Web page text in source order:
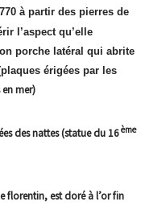
à partir des pierres de
l’aspect qu’elle
porche latéral qui abrite
érigées par les
mer)
des nattes (statue du 16ème
florentin, est doré à l’or fin